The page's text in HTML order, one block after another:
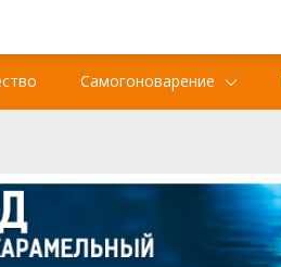
Самогоноварение